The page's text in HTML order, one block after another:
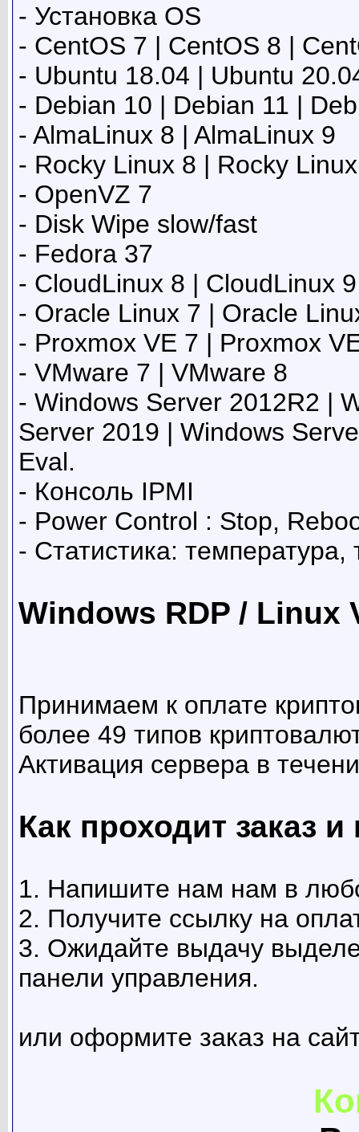
- Установка OS
- CentOS 7 | CentOS 8 |
- Ubuntu 18.04 | Ubuntu
- Debian 10 | Debian 11 |
- AlmaLinux 8 | AlmaLinux 9
- Rocky Linux 8 | Rocky
- OpenVZ 7
- Disk Wipe slow/fast
- Fedora 37
- CloudLinux 8 | CloudLinux 9
- Oracle Linux 7 | Oracle
- Proxmox VE 7 | Proxmox
- VMware 7 | VMware 8
- Windows Server 2012R2 |
Server 2019 | Windows
Eval.
- Консоль IPMI
- Power Control : Stop,
- Статистика:
Windows RDP / Linux
Принимаем к оплате
более 49 типов
Активация сервера в
Как проходит заказ
1. Напишите нам нам в
2. Получите ссылку на
3. Ожидайте выдачу
панели управления.
или оформите заказ на